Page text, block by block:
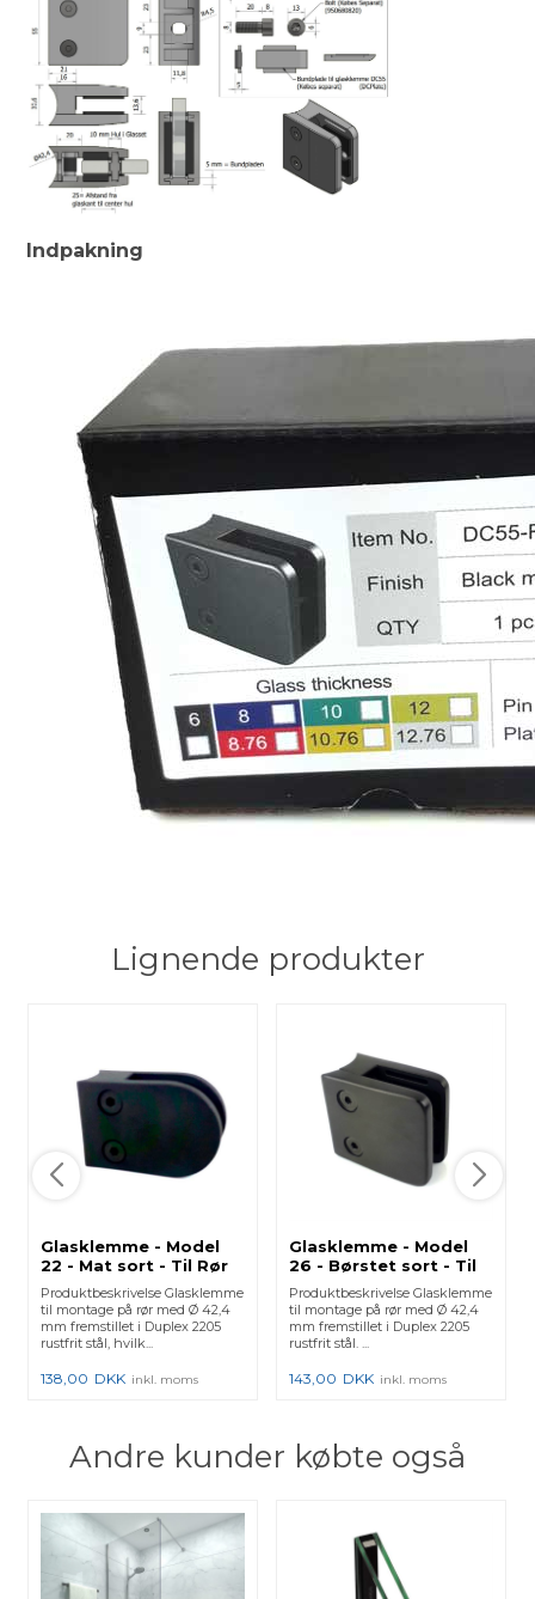
Indpakning
Lignende produkter
Glasklemme - Model
22 - Mat sort - Til Rør
Produktbeskrivelse Glasklemme
til montage på rør med Ø 42,4
mm fremstillet i Duplex 2205
rustfrit stål, hvilk...
138,00 DKK inkl. moms
Glasklemme - Model
26 - Børstet sort - Til
Rør
Produktbeskrivelse Glasklemme
til montage på rør med Ø 42,4
mm fremstillet i Duplex 2205
rustfrit stål. ...
143,00 DKK inkl. moms
Andre kunder købte også